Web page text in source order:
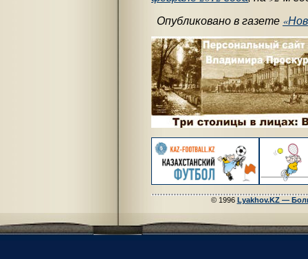
Опубликовано в газете
© 1996 Lyakhov.KZ —